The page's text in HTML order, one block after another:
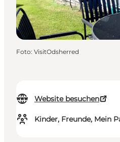
Website besuchen
Kinder, Freunde, Mein
Foto: VisitOdsherred